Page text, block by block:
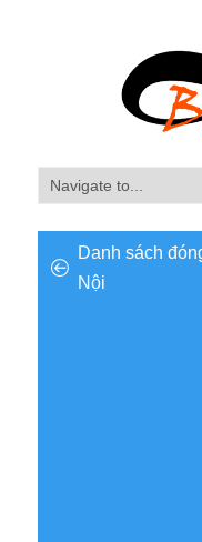
Danh sách
Nội